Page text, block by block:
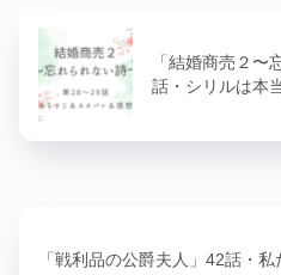
「結婚商売２〜
話・シリルは本
「戦利品の公爵夫人」42話・